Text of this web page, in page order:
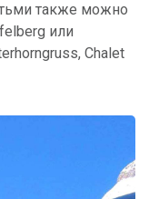
также можно
или
Chalet